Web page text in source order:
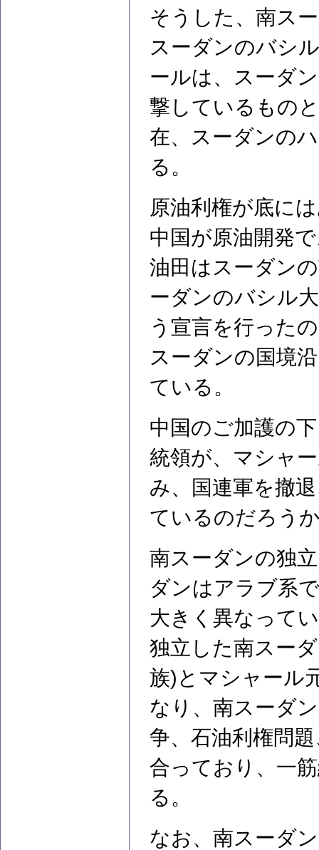
そうした、南ス
スーダンのバシ
ールは、スーダ
撃しているもの
在、スーダンの
る。
原油利権が底に
中国が原油開発
油田はスーダン
ーダンのバシル
う宣言を行った
スーダンの国境
ている。
中国のご加護の
統領が、マシャ
み、国連軍を撤
ているのだろう
南スーダンの独
ダンはアラブ系
大きく異なって
独立した南スー
族)とマシャール
なり、南スーダ
争、石油利権問
合っており、一
る。
なお、南スーダ